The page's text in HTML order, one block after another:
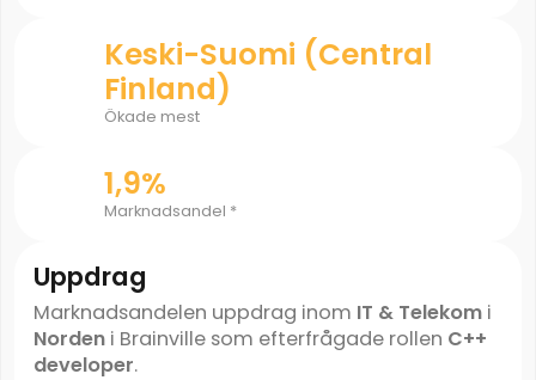
Keski-Suomi (Central
Finland)
Ökade mest
1,9%
Marknadsandel *
Uppdrag
Marknadsandelen uppdrag inom IT & Telekomi
Nordeni Brainville som efterfrågade rollen C++
developer.